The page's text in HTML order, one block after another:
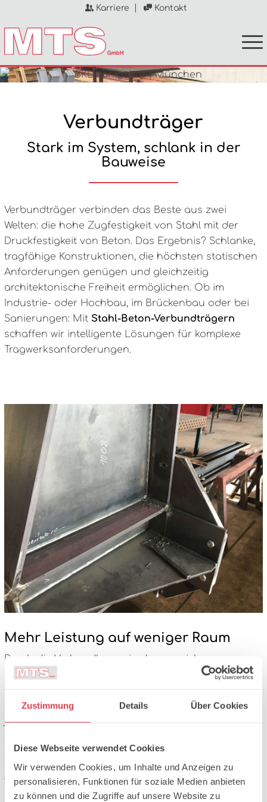
Zustimmung Details Über Cookies
Diese Webseite verwendet Cookies
Wir verwenden Cookies, um Inhalte und Anzeigen zu
personalisieren, Funktionen für soziale Medien anbieten
zu können und die Zugriffe auf unsere Website zu
Karriere Kontakt
Verbundträger
Stark im System, schlank in der
Bauweise
Verbundträger verbinden das Beste aus zwei
Welten: die hohe Zugfestigkeit von Stahl mit der
Druckfestigkeit von Beton. Das Ergebnis? Schlanke,
tragfähige Konstruktionen, die höchsten statischen
Anforderungen genügen und gleichzeitig
architektonische Freiheit ermöglichen. Ob im
Industrie- oder Hochbau, im Brückenbau oder bei
Sanierungen: Mit Stahl-Beton-Verbundträgern
schaffen wir intelligente Lösungen für komplexe
Tragwerksanforderungen.
Mehr Leistung auf weniger Raum
Durch die Verbundbauweise lassen sich
Materialeinsatz und Querschnitte reduzieren ohne
maßgefertigten Hybridträger sind optimal auf die
jeweilige Anwendung abgestimmt: wirtschaftlich,
großen Spannweiten oder niedrigen
Geschosshöhen bieten Verbundträger enorme
Vorteile.